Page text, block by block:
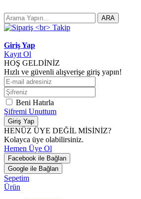
ARA
Giriş Yap
Kayıt Ol
HOŞ GELDİNİZ
Hızlı ve güvenli alışverişe giriş yapın!
Beni Hatırla
Şifremi Unuttum
Giriş Yap
HENÜZ ÜYE DEĞİL MİSİNİZ?
Kolayca üye olabilirsiniz.
Hemen Üye Ol
Facebook ile Bağlan
Google ile Bağlan
Sepetim
Ürün